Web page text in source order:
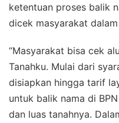
ketentuan proses balik
dicek masyarakat
“Masyarakat bisa cek
Tanahku. Mulai dari
disiapkan hingga tarif
untuk balik nama di
dan luas tanahnya.